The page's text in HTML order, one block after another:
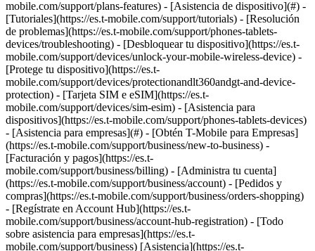
mobile.com/support/plans-features) - [Asistencia de dispositivo](#) -
[Tutoriales](https://es.t-mobile.com/support/tutorials) - [Resolución
de problemas](https://es.t-mobile.com/support/phones-tablets-
devices/troubleshooting) - [Desbloquear tu dispositivo](https://es.t-
mobile.com/support/devices/unlock-your-mobile-wireless-device) -
[Protege tu dispositivo](https://es.t-
mobile.com/support/devices/protectionandlt360andgt-and-device-
protection) - [Tarjeta SIM e eSIM](https://es.t-
mobile.com/support/devices/sim-esim) - [Asistencia para
dispositivos](https://es.t-mobile.com/support/phones-tablets-devices)
- [Asistencia para empresas](#) - [Obtén T-Mobile para Empresas]
(https://es.t-mobile.com/support/business/new-to-business) -
[Facturación y pagos](https://es.t-
mobile.com/support/business/billing) - [Administra tu cuenta]
(https://es.t-mobile.com/support/business/account) - [Pedidos y
compras](https://es.t-mobile.com/support/business/orders-shopping)
- [Regístrate en Account Hub](https://es.t-
mobile.com/support/business/account-hub-registration) - [Todo
sobre asistencia para empresas](https://es.t-
mobile.com/support/business) [Asistencia](https://es.t-